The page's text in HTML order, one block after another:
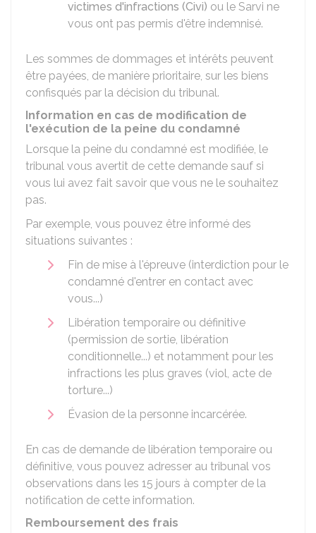
victimes d'infractions (Civi) ou le Sarvi ne
vous ont pas permis d'être indemnisé.
Les sommes de dommages et intérêts peuvent
être payées, de manière prioritaire, sur les biens
confisqués par la décision du tribunal.
Information en cas de modification de
l'exécution de la peine du condamné
Lorsque la peine du condamné est modifiée, le
tribunal vous avertit de cette demande sauf si
vous lui avez fait savoir que vous ne le souhaitez
pas.
Par exemple, vous pouvez être informé des
situations suivantes :
Fin de mise à l'épreuve (interdiction pour le
condamné d'entrer en contact avec
vous...)
Libération temporaire ou définitive
(permission de sortie, libération
conditionnelle...) et notamment pour les
infractions les plus graves (viol, acte de
torture...)
Évasion de la personne incarcérée.
En cas de demande de libération temporaire ou
définitive, vous pouvez adresser au tribunal vos
observations dans les 15 jours à compter de la
notification de cette information.
Remboursement des frais